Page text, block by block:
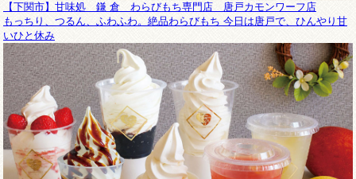
【下関市】甘味処 鎌 倉 わらびもち専門店 唐戸カモンワーフ店
もっちり、つるん、ふわふわ。絶品わらびもち 今日は唐戸で、ひんやり甘
いひと休み